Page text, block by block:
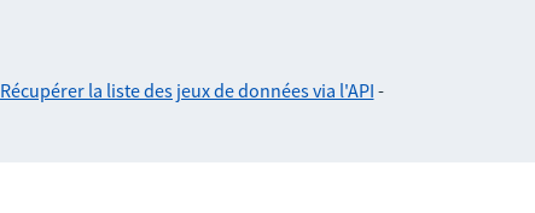
Récupérer la liste des jeux de données via l'API -